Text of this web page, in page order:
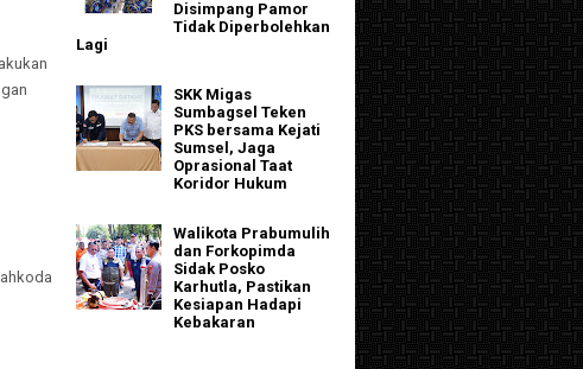
Disimpang Pamor
Tidak Diperbolehkan
Lagi
SKK Migas
Sumbagsel Teken
PKS bersama Kejati
Sumsel, Jaga
Oprasional Taat
Koridor Hukum
Walikota Prabumulih
dan Forkopimda
Sidak Posko
Karhutla, Pastikan
Kesiapan Hadapi
Kebakaran